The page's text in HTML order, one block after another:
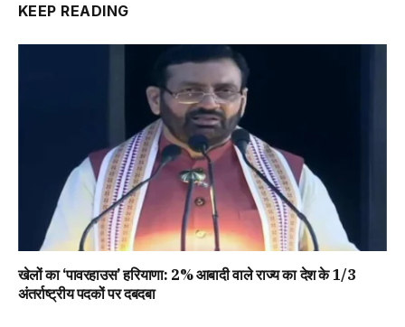
KEEP READING
खेलों का ‘पावरहाउस’ हरियाणा: 2% आबादी वाले राज्य का देश के 1/3
अंतर्राष्ट्रीय पदकों पर दबदबा